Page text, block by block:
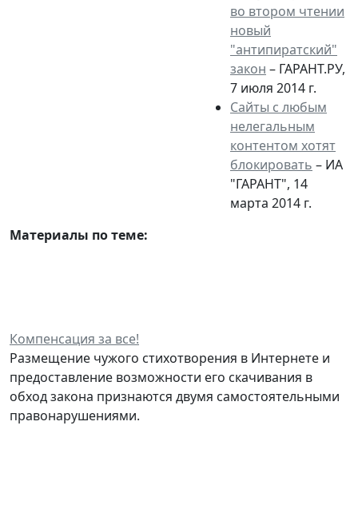
во втором чтении
новый
"антипиратский"
закон – ГАРАНТ.РУ,
7 июля 2014 г.
Сайты с любым
нелегальным
контентом хотят
блокировать – ИА
"ГАРАНТ", 14
марта 2014 г.
Материалы по теме:
Компенсация за все!
Размещение чужого стихотворения в Интернете и
предоставление возможности его скачивания в
обход закона признаются двумя самостоятельными
правонарушениями.